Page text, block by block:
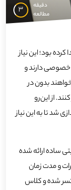
دقیقه
مطالعه
3
بود؛ این نیاز
خصوصی دارند و
بدون در
از این‌رو
شد تا به این نیاز
ساده ارائه شده
و مدت زمان
کسر شده و کلاس